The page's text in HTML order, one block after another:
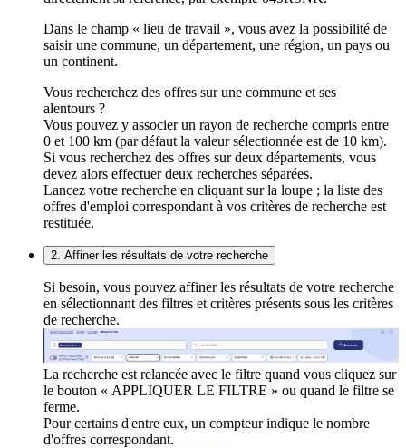
Dans le champ « lieu de travail », vous avez la possibilité de
saisir une commune, un département, une région, un pays ou
un continent.
Vous recherchez des offres sur une commune et ses
alentours ?
Vous pouvez y associer un rayon de recherche compris entre
0 et 100 km (par défaut la valeur sélectionnée est de 10 km).
Si vous recherchez des offres sur deux départements, vous
devez alors effectuer deux recherches séparées.
Lancez votre recherche en cliquant sur la loupe ; la liste des
offres d'emploi correspondant à vos critères de recherche est
restituée.
2. Affiner les résultats de votre recherche
Si besoin, vous pouvez affiner les résultats de votre recherche
en sélectionnant des filtres et critères présents sous les critères
de recherche.
La recherche est relancée avec le filtre quand vous cliquez sur
le bouton « APPLIQUER LE FILTRE » ou quand le filtre se
ferme.
Pour certains d'entre eux, un compteur indique le nombre
d'offres correspondant.